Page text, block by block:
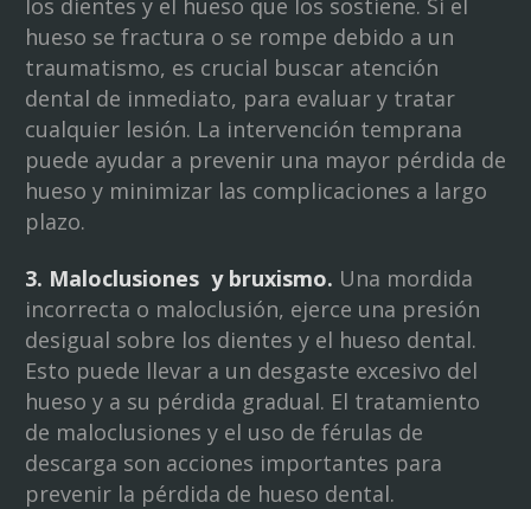
los dientes y el hueso que los sostiene. Si el
hueso se fractura o se rompe debido a un
traumatismo, es crucial buscar atención
dental de inmediato, para evaluar y tratar
cualquier lesión. La intervención temprana
puede ayudar a prevenir una mayor pérdida de
hueso y minimizar las complicaciones a largo
plazo.
3. Maloclusiones y bruxismo. Una mordida
incorrecta o maloclusión, ejerce una presión
desigual sobre los dientes y el hueso dental.
Esto puede llevar a un desgaste excesivo del
hueso y a su pérdida gradual. El tratamiento
de maloclusiones y el uso de férulas de
descarga son acciones importantes para
prevenir la pérdida de hueso dental.